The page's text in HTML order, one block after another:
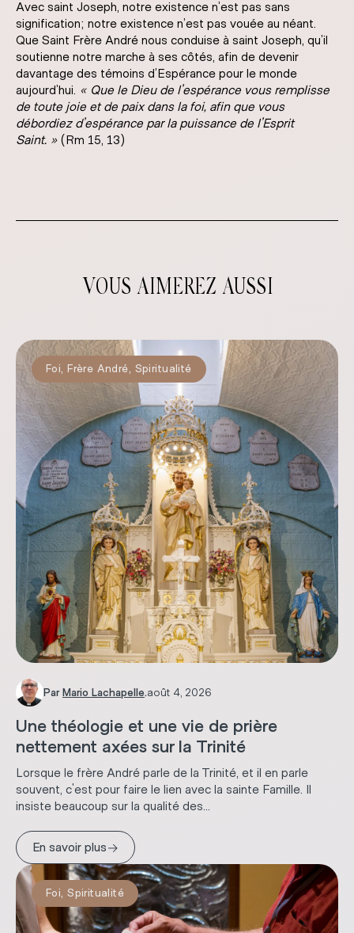
Avec saint Joseph, notre existence n’est pas sans
signification; notre existence n’est pas vouée au néant.
Que Saint Frère André nous conduise à saint Joseph, qu’il
soutienne notre marche à ses côtés, afin de devenir
davantage des témoins d’Espérance pour le monde
aujourd’hui. « Que le Dieu de l’espérance vous remplisse
de toute joie et de paix dans la foi, afin que vous
débordiez d’espérance par la puissance de l’Esprit
Saint. » (Rm 15, 13)
VOUS AIMEREZ AUSSI
Foi, Frère André, Spiritualité
Par Mario Lachapelle.août 4, 2026
Une théologie et une vie de prière
nettement axées sur la Trinité
Lorsque le frère André parle de la Trinité, et il en parle
souvent, c'est pour faire le lien avec la sainte Famille. Il
insiste beaucoup sur la qualité des...
En savoir plus→
Foi,Spiritualité